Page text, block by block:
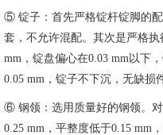
⑤ 锭子：首先严格锭杆锭脚的
套，不允许混配。其次是严格
mm，锭盘偏心在0.03 mm以下
0.05 mm，锭子不下沉，无缺损
⑥ 钢领：选用质量好的钢领。
0.25 mm，平整度低于0.15 mm